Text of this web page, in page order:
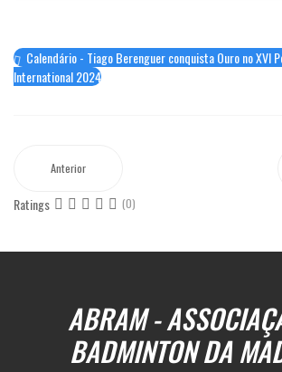
Calendário - Tiago Berenguer conquista Ouro no XVI
International 2024
Anterior
Ratings (0)
ABRAM -
BADMINTON DA